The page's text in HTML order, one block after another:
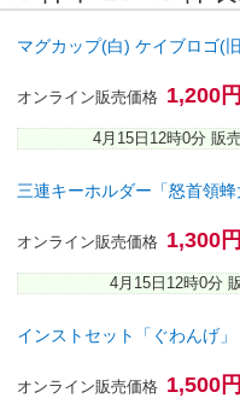
マグカップ(白) ケイブロゴ(
オンライン販売価格 1,200
4月15日12時0分 販
三連キーホルダー「怒首領
オンライン販売価格 1,300
4月15日12時0分
インストセット「ぐわんげ」
オンライン販売価格 1,500